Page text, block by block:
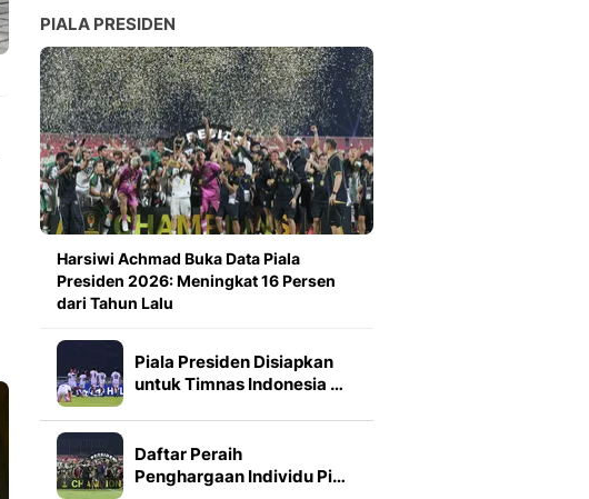
PIALA PRESIDEN
Harsiwi Achmad Buka Data Piala
Presiden 2026: Meningkat 16 Persen
dari Tahun Lalu
Piala Presiden Disiapkan
untuk Timnas Indonesia …
Daftar Peraih
Penghargaan Individu Pi…